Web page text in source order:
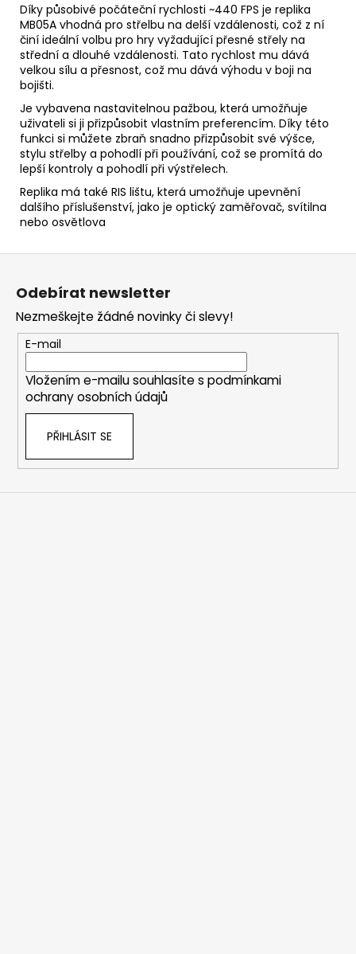
Díky působivé počáteční rychlosti ~440 FPS je replika
MB05A vhodná pro střelbu na delší vzdálenosti, což z ní
činí ideální volbu pro hry vyžadující přesné střely na
střední a dlouhé vzdálenosti. Tato rychlost mu dává
velkou sílu a přesnost, což mu dává výhodu v boji na
bojišti.
Je vybavena nastavitelnou pažbou, která umožňuje
uživateli si ji přizpůsobit vlastním preferencím. Díky této
funkci si můžete zbraň snadno přizpůsobit své výšce,
stylu střelby a pohodlí při používání, což se promítá do
lepší kontroly a pohodlí při výstřelech.
Replika má také RIS lištu, která umožňuje upevnění
dalšího příslušenství, jako je optický zaměřovač, svítilna
nebo osvětlova
Z
Odebírat newsletter
Nezmeškejte žádné novinky či slevy!
E-mail
Vložením e-mailu souhlasíte s podmínkami
ochrany osobních údajů
PŘIHLÁSIT SE